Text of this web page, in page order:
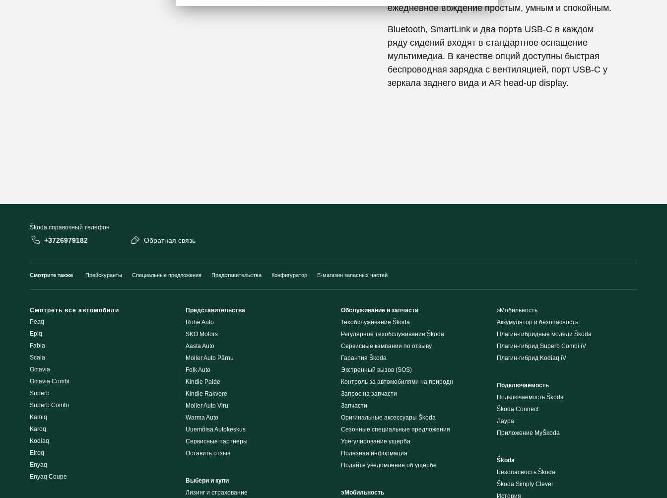
ежедневное вождение простым, умным и спокойным.
Bluetooth, SmartLink и два порта USB-C в каждом
ряду сидений входят в стандартное оснащение
мультимедиа. В качестве опций доступны быстрая
беспроводная зарядка с вентиляцией, порт USB-C у
зеркала заднего вида и AR head-up display.
Škoda cправочный телефон
+3726979182 Обратная связь
Смотрите также Прейскуранты Специальные предложения Представительства Конфигуратор E-магазин запасных частей
Смотреть все автомобили
Peaq
Epiq
Fabia
Scala
Octavia
Octavia Combi
Superb
Superb Combi
Kamiq
Karoq
Kodiaq
Elroq
Enyaq
Enyaq Coupe
Представительства
Rohe Auto
SKO Motors
Aasta Auto
Moller Auto Pärnu
Folk Auto
Kindle Paide
Kindle Rakvere
Moller Auto Viru
Warma Auto
Uuemõisa Autokeskus
Сервисные партнеры
Оставить отзыв
Выбери и купи
Лизинг и cтрахование
Обслуживание и запчасти
Техобслуживание Škoda
Регулярное техобслуживание Škoda
Сервисные кампании по отзыву
Гарантия Škoda
Экстренный вызов (SOS)
Контроль за автомобилями на природн
Запрос на запчасти
Запчасти
Оригинальные аксессуары Škoda
Сезонные специальные предложения
Урегулирование ущерба
Полезная информация
Подайте уведомление об ущербе
эМобильность
эМобильность
Аккумулятор и безопасность
Плагин-гибридные модели Škoda
Плагин-гибрид Superb Combi iV
Плагин-гибрид Kodiaq iV
Подключаемость
Подключаемость Škoda
Škoda Connect
Лаура
Приложение MyŠkoda
Škoda
Безопасность Škoda
Škoda Simply Clever
История